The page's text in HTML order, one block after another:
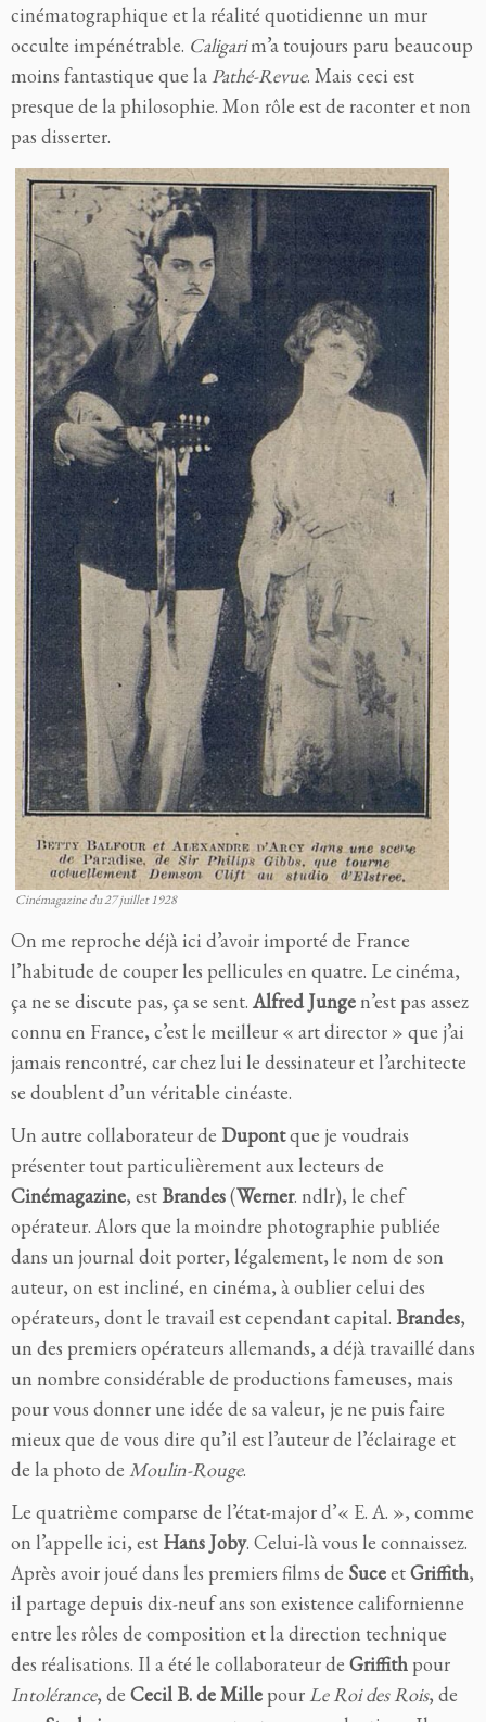
cinématographique et la réalité quotidienne un mur
occulte impénétrable. Caligarim’a toujours paru beaucoup
moins fantastique que laPathé-Revue. Mais ceci est
presque de la philosophie. Mon rôle est de raconter et non
pas disserter.
Cinémagazine du 27 juillet 1928
On me reproche déjà ici d’avoir importé de France
l’habitude de couper les pellicules en quatre. Le cinéma,
ça ne se discute pas, ça se sent.Alfred Jungen’est pas assez
connu en France, c’est le meilleur « art director » que j’ai
jamais rencontré, car chez lui le dessinateur et l’architecte
se doublent d’un véritable cinéaste.
Un autre collaborateur de Dupontque je voudrais
présenter tout particulièrement aux lecteurs de
Cinémagazine, estBrandes(Werner. ndlr), le chef
opérateur. Alors que la moindre photographie publiée
dans un journal doit porter, légalement, le nom de son
auteur, on est incliné, en cinéma, à oublier celui des
opérateurs, dont le travail est cependant capital. Brandes,
un des premiers opérateurs allemands, a déjà travaillé dans
un nombre considérable de productions fameuses, mais
pour vous donner une idée de sa valeur, je ne puis faire
mieux que de vous dire qu’il est l’auteur de l’éclairage et
de la photo de Moulin-Rouge.
Le quatrième comparse de l’état-major d’« E. A. », comme
on l’appelle ici, est Hans Joby. Celui-là vous le connaissez.
Après avoir joué dans les premiers films de SuceetGriffith,
il partage depuis dix-neuf ans son existence californienne
entre les rôles de composition et la direction technique
des réalisations. Il a été le collaborateur de Griffith pour
Intolérance, de Cecil B. de Mille pourLe Roi des Rois, de